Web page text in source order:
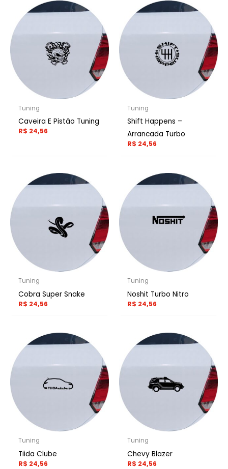
Tuning
Caveira E Pistão Tuning
R$ 24,56
Tuning
Shift Happens –
Arrancada Turbo
R$ 24,56
Tuning
Cobra Super Snake
R$ 24,56
Tuning
Noshit Turbo Nitro
R$ 24,56
Tuning
Tiida Clube
R$ 24,56
Tuning
Chevy Blazer
R$ 24,56